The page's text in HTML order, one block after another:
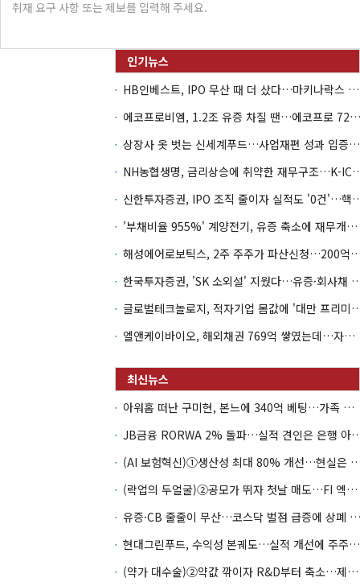
HB인베스트, IPO 무산 때 더 샀다…마키나락스 투자 2.7배 회수
에코프로비엠, 1.2조 유증 차질 땐…에코프로 7270억 '독박'
상장사 옷 벗는 신세계푸드…사업재편 성과 입증할까
NH농협생명, 금리상승에 취
신한투자증권, IPO 조직 줄
'부채비율 955%' 계양전기, 유증 축소에 재무개선 효과 '뚝'
해성에어로보틱스, 2주 주주가 파산
한국투자증권, 'SK 소외설' 지웠
글로벌테크놀로지, 적자기업 몸값
엘앤케이바이오, 해외채권 769억 쌓였는데…자회사 4곳 자본잠식
아워홈 떠난 구미현, 본느에 340억 베팅…가족 지배체제 구축
JB금융 RORWA 2% 돌파…실
(AI 보험혁신)①생산성 최대 80%
(락업의 두얼굴)②공모가 뛰자 첫날 매도…FI 엑시트 전략 갈렸다
유증·CB 줄줄이 무산…코스닥 벌점 급증에 상폐 압박
현대그린푸드, 수익성 본궤도…실적 개선에 주주환원까지
(약가 대수술)②약값 깎이자 R&D부터 축소…제약업계 비상경영 돌입